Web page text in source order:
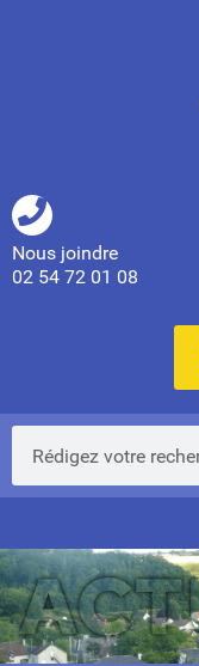
Nous joindre
02 54 72 01 08